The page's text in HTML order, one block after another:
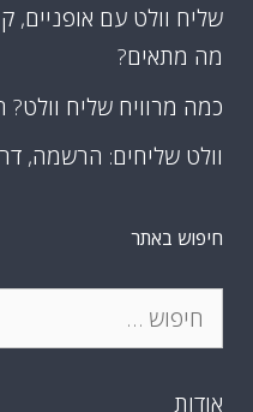
שליח וולט עם אופניים,
מה מתאים?
כמה מרוויח שליח וולט?
וולט שליחים: הרשמה,
חיפוש באתר
חיפוש:
אודות